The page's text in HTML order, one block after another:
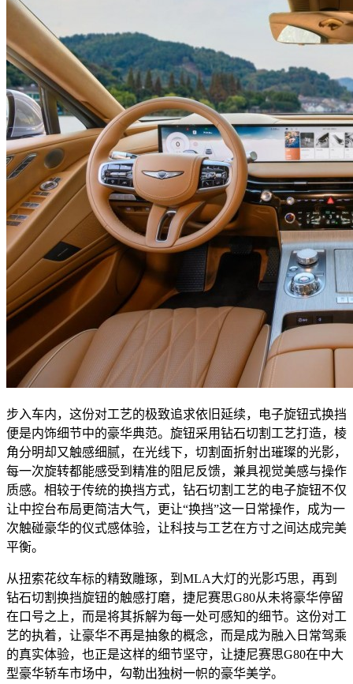
步入车内，这份对工艺的极致追求依旧延续，电子旋钮式换挡
便是内饰细节中的豪华典范。旋钮采用钻石切割工艺打造，棱
角分明却又触感细腻，在光线下，切割面折射出璀璨的光影，
每一次旋转都能感受到精准的阻尼反馈，兼具视觉美感与操作
质感。相较于传统的换挡方式，钻石切割工艺的电子旋钮不仅
让中控台布局更简洁大气，更让“换挡”这一日常操作，成为一
次触碰豪华的仪式感体验，让科技与工艺在方寸之间达成完美
平衡。
从扭索花纹车标的精致雕琢，到MLA大灯的光影巧思，再到
钻石切割换挡旋钮的触感打磨，捷尼赛思G80从未将豪华停留
在口号之上，而是将其拆解为每一处可感知的细节。这份对工
艺的执着，让豪华不再是抽象的概念，而是成为融入日常驾乘
的真实体验，也正是这样的细节坚守，让捷尼赛思G80在中大
型豪华轿车市场中，勾勒出独树一帜的豪华美学。